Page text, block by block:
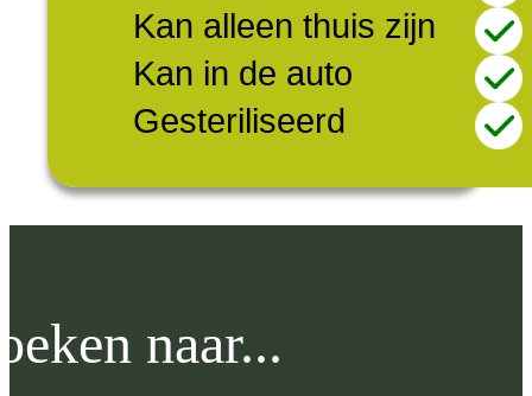
Kan alleen thuis zijn
Kan in de auto
Gesteriliseerd
naar...